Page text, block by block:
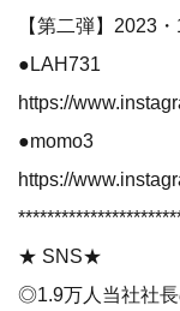
【第二弾】2023
●LAH731
https://
●momo3
https://
★ SNS★
◎1.9万人当社社長